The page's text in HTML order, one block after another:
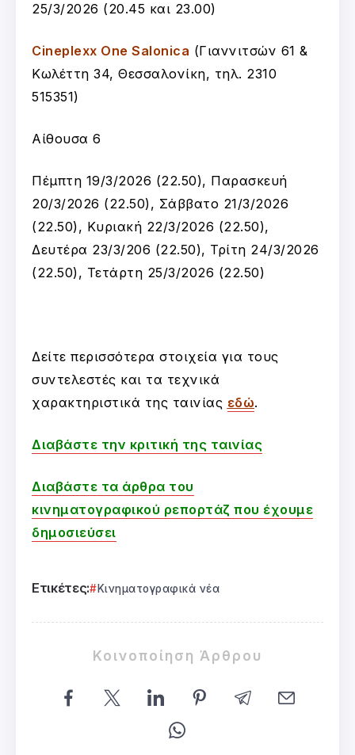
25/3/2026 (20.45 και 23.00)
Cineplexx One Salonica (Γιαννιτσών 61 &
Κωλέττη 34, Θεσσαλονίκη, τηλ. 2310
515351)
Αίθουσα 6
Πέμπτη 19/3/2026 (22.50), Παρασκευή
20/3/2026 (22.50), Σάββατο 21/3/2026
(22.50), Κυριακή 22/3/2026 (22.50),
Δευτέρα 23/3/206 (22.50), Τρίτη 24/3/2026
(22.50), Τετάρτη 25/3/2026 (22.50)
Δείτε περισσότερα στοιχεία για τους
συντελεστές και τα τεχνικά
χαρακτηριστικά της ταινίας εδώ.
Διαβάστε την κριτική της ταινίας
Διαβάστε τα άρθρα του
κινηματογραφικού ρεπορτάζ που έχουμε
δημοσιεύσει
Ετικέτες: Κινηματογραφικά νέα
Κοινοποίηση Άρθρου